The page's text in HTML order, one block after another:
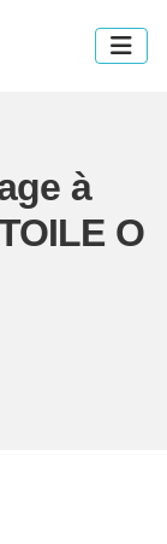
à
O